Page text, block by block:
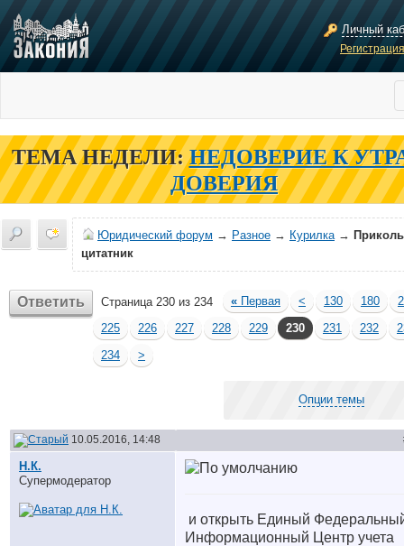
Личный
ТЕМА НЕДЕЛИ: НЕДОВЕРИЕ К
ДОВЕРИЯ
Юридический форум → Разное → Курилка→
цитатник
Ответить Страница 230 из 234 « Первая < 130 180
225
226 227 228 229 230 231 232
234
>
Опции темы
10.05.2016, 14:48
Н.К.
Супермодератор
и открыть Единый
Информационный Центр учета